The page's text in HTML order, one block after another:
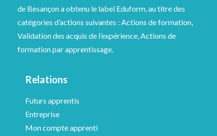
de Besançon a obtenu le label Eduform, au titre des
catégories d’actions suivantes : Actions de formation,
Validation des acquis de l’expérience, Actions de
formation par apprentissage.
Relations
Futurs apprentis
Entreprise
Mon compte apprenti